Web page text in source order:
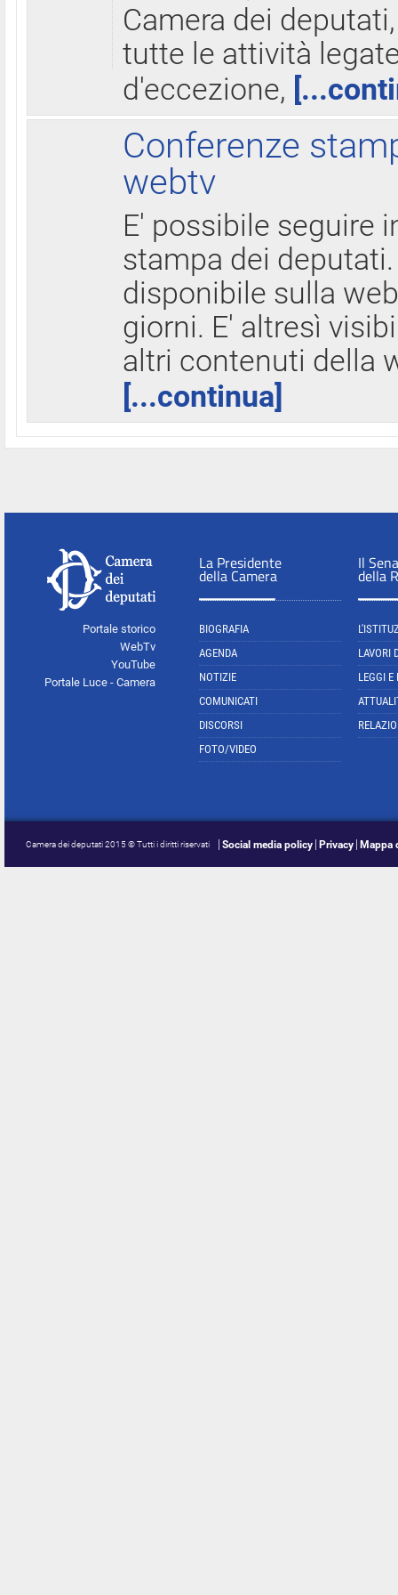
Camera dei
tutte le attività
d'eccezione,
Conferenze
webtv
E' possibile seguire
stampa dei
disponibile sulla
giorni. E' altresì
altri contenuti della
[...continua]
Portale storico
WebTv
YouTube
Portale Luce - Camera
La Presidente
della Camera
BIOGRAFIA
AGENDA
NOTIZIE
COMUNICATI
DISCORSI
FOTO/VIDEO
Il
della
LAVORI
LEGGI E
Camera dei deputati 2015 © Tutti i diritti riservati Social media policy Privacy Mappa